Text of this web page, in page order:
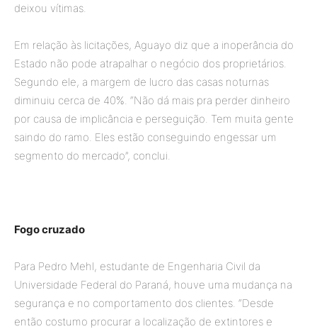
deixou vítimas.
Em relação às licitações, Aguayo diz que a inoperância do
Estado não pode atrapalhar o negócio dos proprietários.
Segundo ele, a margem de lucro das casas noturnas
diminuiu cerca de 40%. “Não dá mais pra perder dinheiro
por causa de implicância e perseguição. Tem muita gente
saindo do ramo. Eles estão conseguindo engessar um
segmento do mercado”, conclui.
Fogo cruzado
Para Pedro Mehl, estudante de Engenharia Civil da
Universidade Federal do Paraná, houve uma mudança na
segurança e no comportamento dos clientes. “Desde
então costumo procurar a localização de extintores e